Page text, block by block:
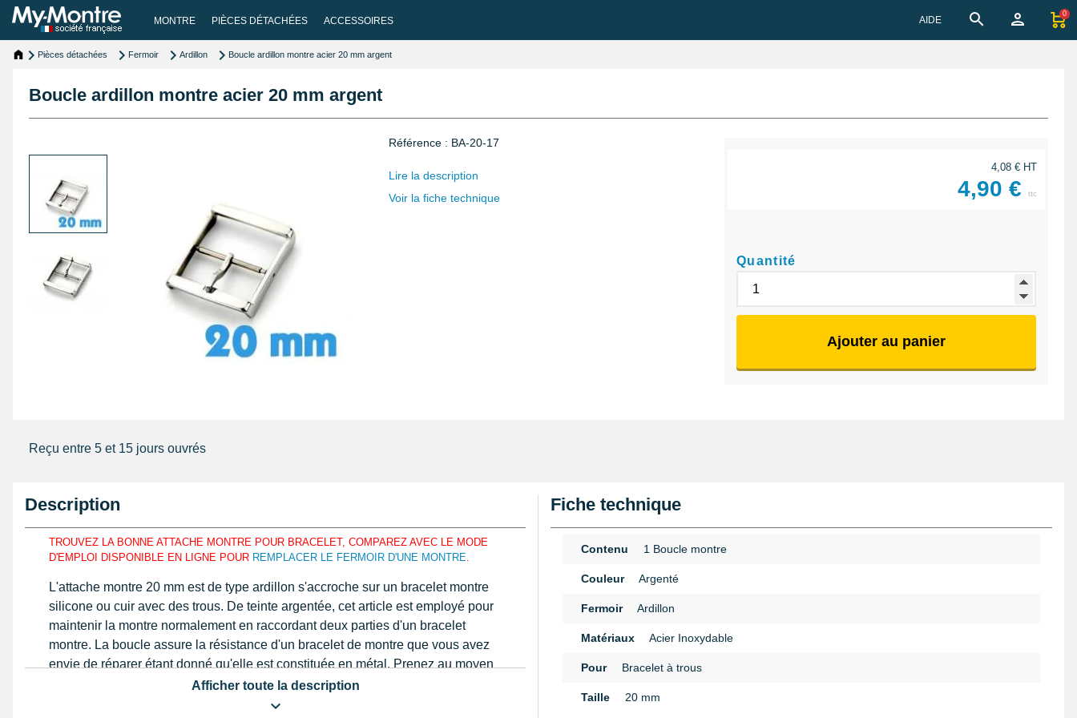
MONTRE PIÈCES DÉTACHÉES ACCESSOIRES AIDE
0
Pièces détachées Fermoir Ardillon Boucle ardillon montre acier 20 mm argent
Boucle ardillon montre acier 20 mm argent
Référence : BA-20-17
Lire la description
Voir la fiche technique
4,08 € HT
4,90 € ttc
Quantité
Ajouter au panier
Reçu entre 5 et 15 jours ouvrés
Description
TROUVEZ LA BONNE ATTACHE MONTRE POUR BRACELET, COMPAREZ AVEC LE MODE
D'EMPLOI DISPONIBLE EN LIGNE POUR REMPLACER LE FERMOIR D'UNE MONTRE.
L'attache montre 20 mm est de type ardillon s'accroche sur un bracelet montre
silicone ou cuir avec des trous. De teinte argentée, cet article est employé pour
maintenir la montre normalement en raccordant deux parties d'un bracelet
montre. La boucle assure la résistance d'un bracelet de montre que vous avez
envie de réparer étant donné qu'elle est constituée en métal. Prenez au moyen
d'un pied à coulisse ou une règle graduée le modèle correct au
, essentiellement à hauteur des bouts du bracelet.
Afficher toute la description
Fiche technique
Contenu 1 Boucle montre
Couleur Argenté
Fermoir Ardillon
Matériaux Acier Inoxydable
Pour Bracelet à trous
Taille 20 mm